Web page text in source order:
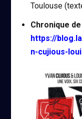
Toulouse
Chronique de
https://
n-cujious-